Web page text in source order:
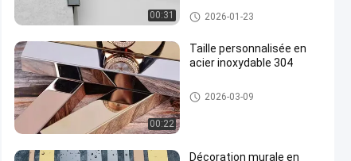
00:31
garniture de carrelage en acier
inoxydable
2026-01-23
00:22
Taille personnalisée en
acier inoxydable 304
garniture de carrelage en acier
inoxydable
2026-03-09
Décoration murale en